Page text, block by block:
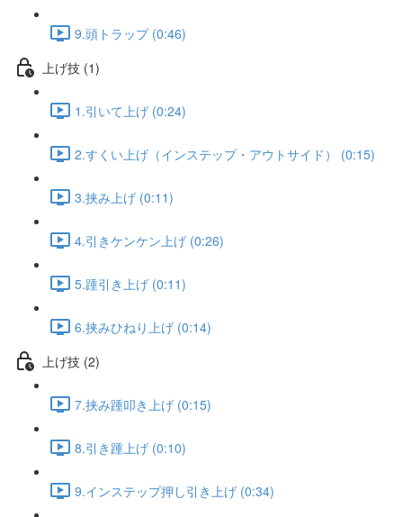
9.頭トラップ (0:46)
上げ技 (1)
1.引いて上げ (0:24)
2.すくい上げ（インステップ・アウトサイド） (0:15)
3.挟み上げ (0:11)
4.引きケンケン上げ (0:26)
5.踵引き上げ (0:11)
6.挟みひねり上げ (0:14)
上げ技 (2)
7.挟み踵叩き上げ (0:15)
8.引き踵上げ (0:10)
9.インステップ押し引き上げ (0:34)